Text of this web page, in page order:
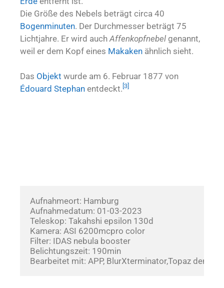
Die Größe des Nebels beträgt circa 40
Bogenminuten. Der Durchmesser beträgt 75
Lichtjahre. Er wird auch Affenkopfnebel genannt,
weil er dem Kopf eines Makaken ähnlich sieht.
Das Objekt wurde am 6. Februar 1877 von
Édouard Stephan entdeckt. [3]
Aufnahmeort: Hamburg
Aufnahmedatum: 01-03-2023
Teleskop: Takahshi epsilon 130d
Kamera: ASI 6200mcpro color
Filter: IDAS nebula booster
Belichtungszeit: 190min
Bearbeitet mit: APP, BlurXterminator,Topaz denoise